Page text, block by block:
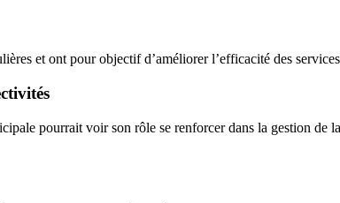
et ont pour objectif d’améliorer l’efficacité des
pourrait voir son rôle se renforcer dans la gestion de